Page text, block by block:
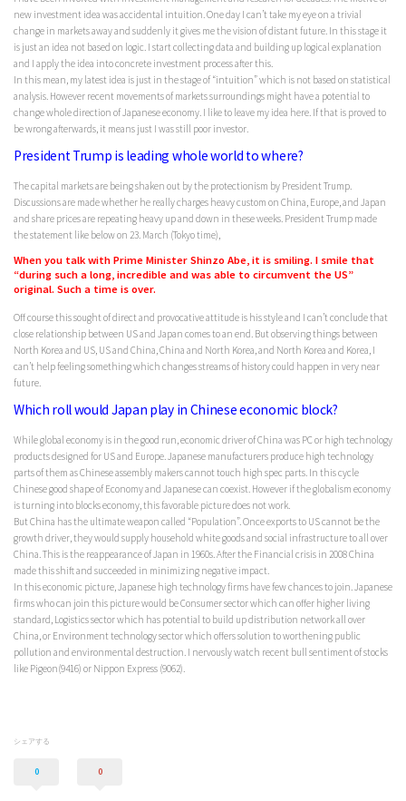
new investment idea was accidental intuition. One day I can’t take my eye on a trivial
change in markets away and suddenly it gives me the vision of distant future. In this stage it
is just an idea not based on logic. I start collecting data and building up logical explanation
and I apply the idea into concrete investment process after this.
In this mean, my latest idea is just in the stage of “intuition” which is not based on statistical
analysis. However recent movements of markets surroundings might have a potential to
change whole direction of Japanese economy. I like to leave my idea here. If that is proved to
be wrong afterwards, it means just I was still poor investor.
President Trump is leading whole world to where?
The capital markets are being shaken out by the protectionism by President Trump.
Discussions are made whether he really charges heavy custom on China, Europe, and Japan
and share prices are repeating heavy up and down in these weeks. President Trump made
the statement like below on 23. March (Tokyo time),
When you talk with Prime Minister Shinzo Abe, it is smiling. I smile that
“during such a long, incredible and was able to circumvent the US”
original. Such a time is over.
Off course this sought of direct and provocative attitude is his style and I can’t conclude that
close relationship between US and Japan comes to an end. But observing things between
North Korea and US, US and China, China and North Korea, and North Korea and Korea, I
can’t help feeling something which changes streams of history could happen in very near
future.
Which roll would Japan play in Chinese economic block?
While global economy is in the good run, economic driver of China was PC or high technology
products designed for US and Europe. Japanese manufacturers produce high technology
parts of them as Chinese assembly makers cannot touch high spec parts. In this cycle
Chinese good shape of Economy and Japanese can coexist. However if the globalism economy
is turning into blocks economy, this favorable picture does not work.
But China has the ultimate weapon called “Population”. Once exports to US cannot be the
growth driver, they would supply household white goods and social infrastructure to all over
China. This is the reappearance of Japan in 1960s. After the Financial crisis in 2008 China
made this shift and succeeded in minimizing negative impact.
In this economic picture, Japanese high technology firms have few chances to join. Japanese
firms who can join this picture would be Consumer sector which can offer higher living
standard, Logistics sector which has potential to build up distribution network all over
China, or Environment technology sector which offers solution to worthening public
pollution and environmental destruction. I nervously watch recent bull sentiment of stocks
like Pigeon(9416) or Nippon Express (9062).
シェアする
0 0